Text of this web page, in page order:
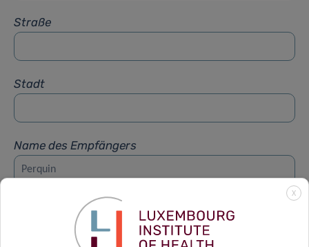
Straße
Stadt
Name des Empfängers
Vorname des Empfängers
X